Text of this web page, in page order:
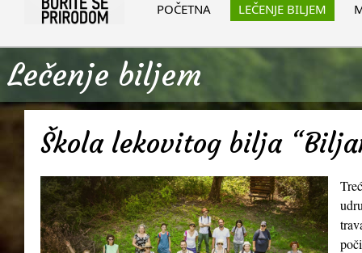
POČETNA LEČENJE BILJEM
Lečenje biljem
Škola lekovitog bilja